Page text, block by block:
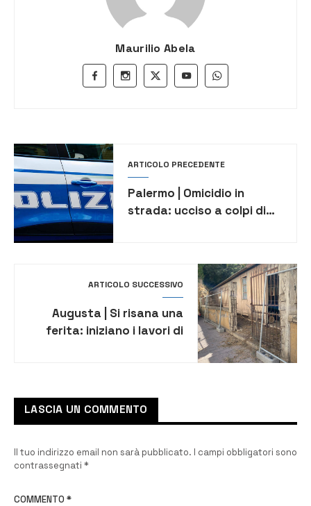
Maurilio Abela
ARTICOLO PRECEDENTE
Palermo | Omicidio in
strada: ucciso a colpi di
ARTICOLO SUCCESSIVO
Augusta | Si risana una
ferita: iniziano i lavori di
LASCIA UN COMMENTO
Il tuo indirizzo email non sarà pubblicato. I campi obbligatori sono
contrassegnati *
COMMENTO *